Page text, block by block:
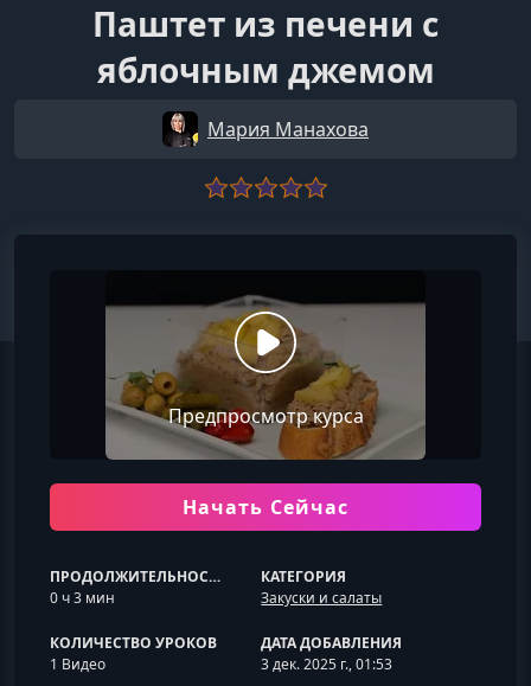
Паштет из печени с
яблочным джемом
Мария Манахова
Предпросмотр курса
Начать Сейчас
ПРОДОЛЖИТЕЛЬНОСТЬ
0 ч 3 мин
КАТЕГОРИЯ
Закуски и салаты
КОЛИЧЕСТВО УРОКОВ
1 Видео
ДАТА ДОБАВЛЕНИЯ
3 дек. 2025 г., 01:53